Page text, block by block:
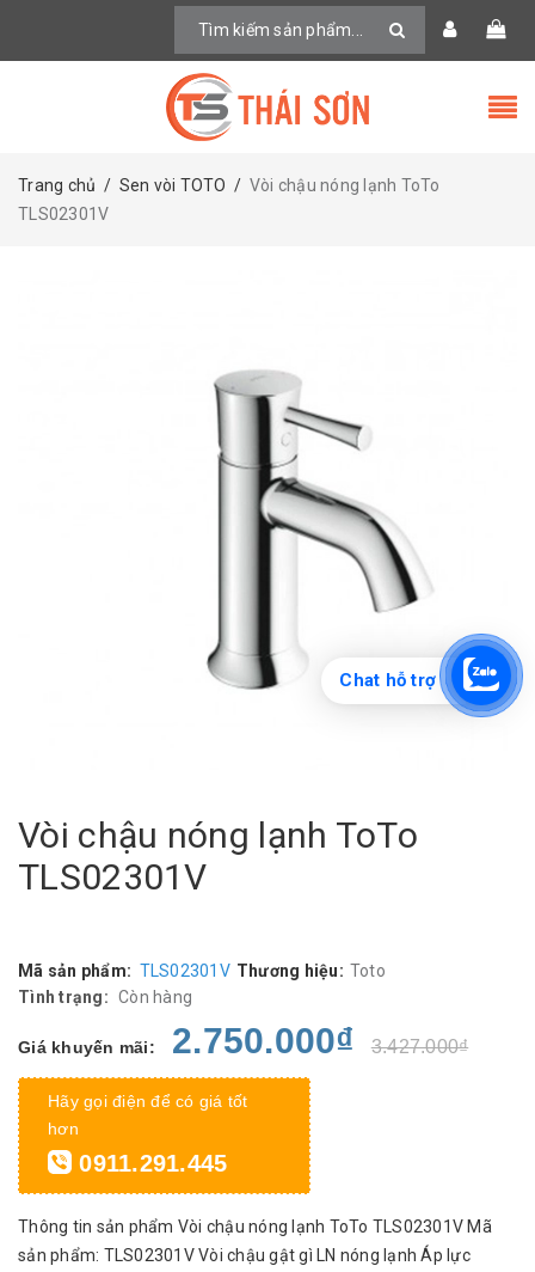
Trang chủ / Sen vòi TOTO / Vòi chậu nóng lạnh ToTo
TLS02301V
Vòi chậu nóng lạnh ToTo
TLS02301V
Mã sản phẩm: TLS02301V Thương hiệu: Toto
Tình trạng: Còn hàng
Giá khuyến mãi: 2.750.000₫ 3.427.000₫
Hãy gọi điện để có giá tốt
hơn
0911.291.445
Thông tin sản phẩm Vòi chậu nóng lạnh ToTo TLS02301V Mã
sản phẩm: TLS02301V Vòi chậu gật gì LN nóng lạnh Áp lực
Chat hỗ trợ